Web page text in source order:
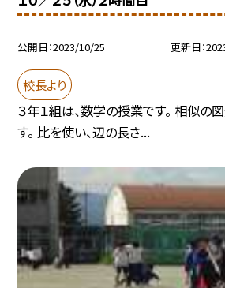
公開日 2023/10/25 更新日
校長より
３年１組は、数学の授業です。 相似の
す。 比を使い、辺の長さ...